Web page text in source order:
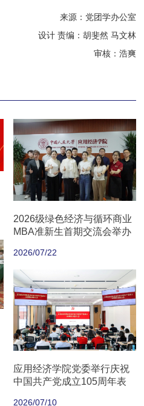
来源：党团学办公室
设计 责编：胡斐然 马文林
审核：浩爽
2026级绿色经济与循环商业
MBA准新生首期交流会举办
2026/07/22
应用经济学院党委举行庆祝
中国共产党成立105周年表
2026/07/10